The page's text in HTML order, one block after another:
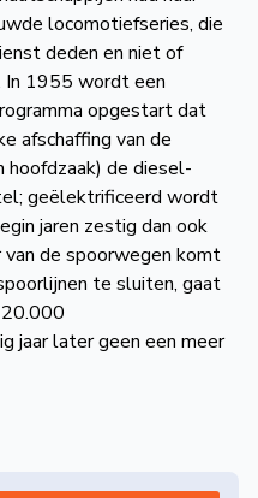
locomotiefseries, die
deden en niet of
In 1955 wordt een
opgestart dat
afschaffing van de
de diesel-
geëlektrificeerd wordt
jaren zestig dan ook
van de spoorwegen komt
te sluiten, gaat
20.000
jaar later geen een meer